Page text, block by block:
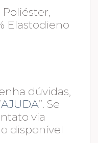
Elastodieno
dúvidas,
AJUDA”. Se
via
disponível